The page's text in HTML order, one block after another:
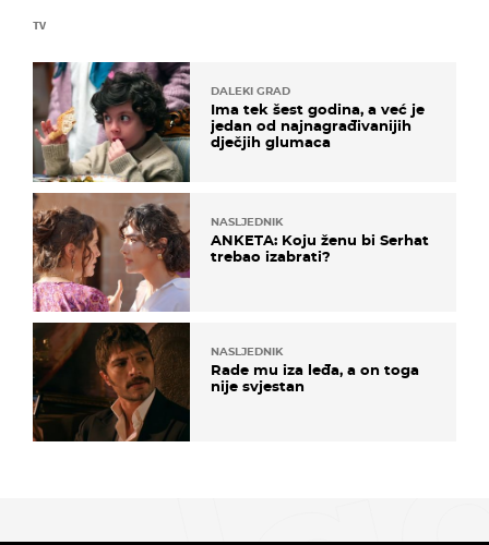
TV
DALEKI GRAD
Ima tek šest godina, a već je
jedan od najnagrađivanijih
dječjih glumaca
NASLJEDNIK
ANKETA: Koju ženu bi Serhat
trebao izabrati?
NASLJEDNIK
Rade mu iza leđa, a on toga
nije svjestan